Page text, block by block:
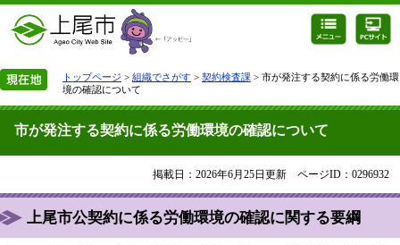
トップページ > 組織でさがす > 契約検査課 > 市が発注する契約に係る労働環
境の確認について
市が発注する契約に係る労働環境の確認について
掲載日：2026年6月25日更新 ページID：0296932
上尾市公契約に係る労働環境の確認に関する要綱